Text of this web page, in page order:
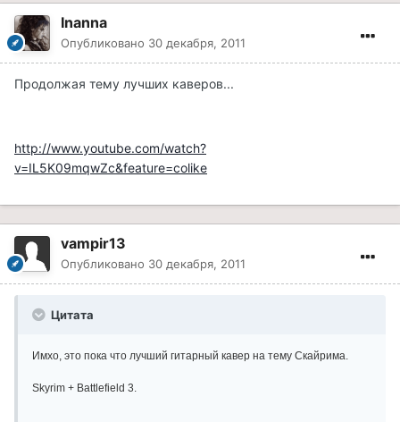
Inanna
Опубликовано 30 декабря, 2011
Продолжая тему лучших каверов...
http://www.youtube.com/watch?
v=IL5K09mqwZc&feature=colike
vampir13
Опубликовано 30 декабря, 2011
Цитата
Имхо, это пока что лучший гитарный кавер на тему Скайрима.
Skyrim + Battlefield 3.